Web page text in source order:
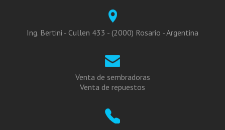
Ing. Bertini - Cullen 433 - (2000) Rosario - Argentina
Venta de sembradoras
Venta de repuestos